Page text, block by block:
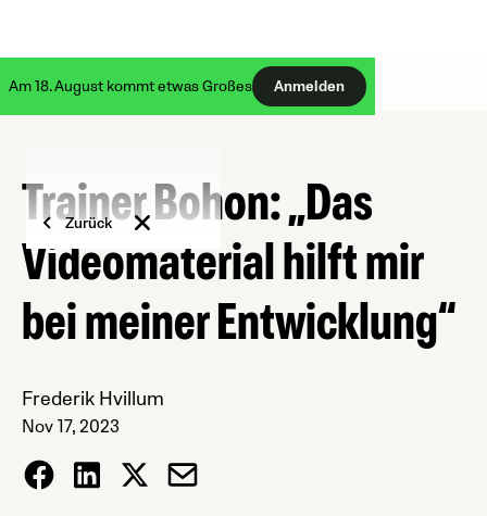
Am 18. August kommt etwas Großes Anmelden
Zurück
Trainer Bohon: „Das
Videomaterial hilft mir
bei meiner Entwicklung“
Frederik Hvillum
Nov 17, 2023